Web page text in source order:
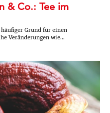
& Co.: Tee im
Grund für einen
Veränderungen wie...